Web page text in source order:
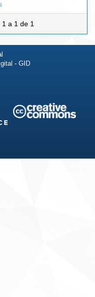
a 1 de 1
- GID